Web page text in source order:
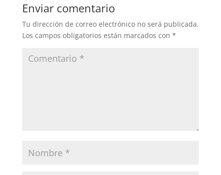
Enviar comentario
Tu dirección de correo electrónico no será publicada.
Los campos obligatorios están marcados con *